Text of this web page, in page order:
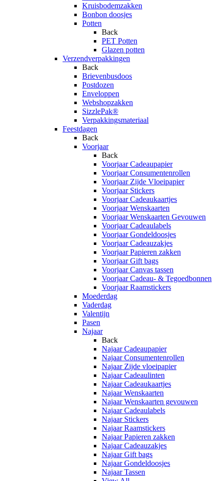
Kruisbodemzakken
Bonbon doosjes
Potten
Back
PET Potten
Glazen potten
Verzendverpakkingen
Back
Brievenbusdoos
Postdozen
Enveloppen
Webshopzakken
SizzlePak®
Verpakkingsmateriaal
Feestdagen
Back
Voorjaar
Back
Voorjaar Cadeaupapier
Voorjaar Consumentenrollen
Voorjaar Zijde Vloeipapier
Voorjaar Stickers
Voorjaar Cadeaukaartjes
Voorjaar Wenskaarten
Voorjaar Wenskaarten Gevouwen
Voorjaar Cadeaulabels
Voorjaar Gondeldoosjes
Voorjaar Cadeauzakjes
Voorjaar Papieren zakken
Voorjaar Gift bags
Voorjaar Canvas tassen
Voorjaar Cadeau- & Tegoedbonnen
Voorjaar Raamstickers
Moederdag
Vaderdag
Valentijn
Pasen
Najaar
Back
Najaar Cadeaupapier
Najaar Consumentenrollen
Najaar Zijde vloeipapier
Najaar Cadeaulinten
Najaar Cadeaukaartjes
Najaar Wenskaarten
Najaar Wenskaarten gevouwen
Najaar Cadeaulabels
Najaar Stickers
Najaar Raamstickers
Najaar Papieren zakken
Najaar Cadeauzakjes
Najaar Gift bags
Najaar Gondeldoosjes
Najaar Tassen